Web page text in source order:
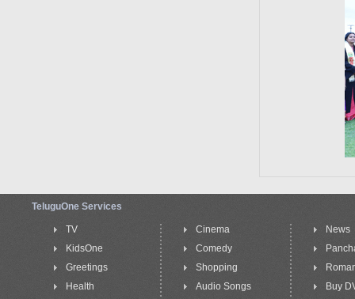
TeluguOne Services
TV
KidsOne
Greetings
Health
Cinema
Comedy
Shopping
Audio Songs
News
Buy